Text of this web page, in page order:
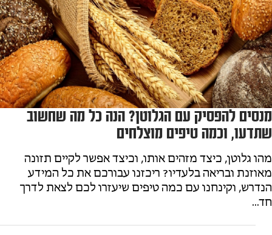
מנסים להפסיק עם הגלוטן? הנה כל מה שחשוב
שתדעו, וכמה טיפים מוצלחים
מהו גלוטן, כיצד מזהים אותו, וכיצד אפשר לקיים תזונה
מאוזנת ובריאה בלעדיו? ריכזנו עבורכם את כל המידע
הנדרש, וקינחנו עם כמה טיפים שיעזרו לכם לצאת לדרך
חד...